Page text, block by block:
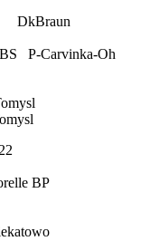
DkBraun
P-Carvinka-Oh
BP